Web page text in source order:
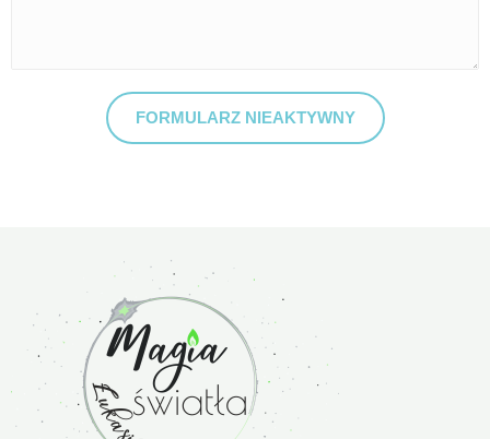
FORMULARZ NIEAKTYWNY